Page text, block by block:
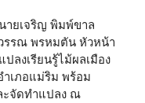
ายเจริญ พิมพ์ขาล
รรณ พรหมตัน หัวหน้า
ลงเรียนรู้ไม้ผลเมือง
เภอแม่ริม พร้อม
ะจัดทำแปลง ณ